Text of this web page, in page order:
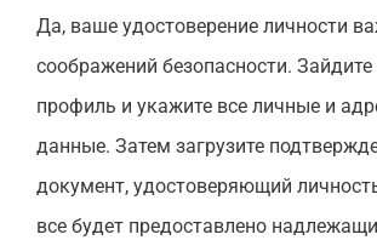
Да, ваше удостоверение личности
соображений безопасности. Зайдите
профиль и укажите все личные и
данные. Затем загрузите
документ, удостоверяющий
все будет предоставлено